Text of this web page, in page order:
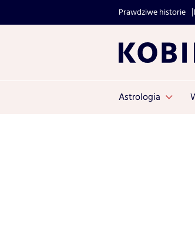
Prawdziwe historie
Astrologia